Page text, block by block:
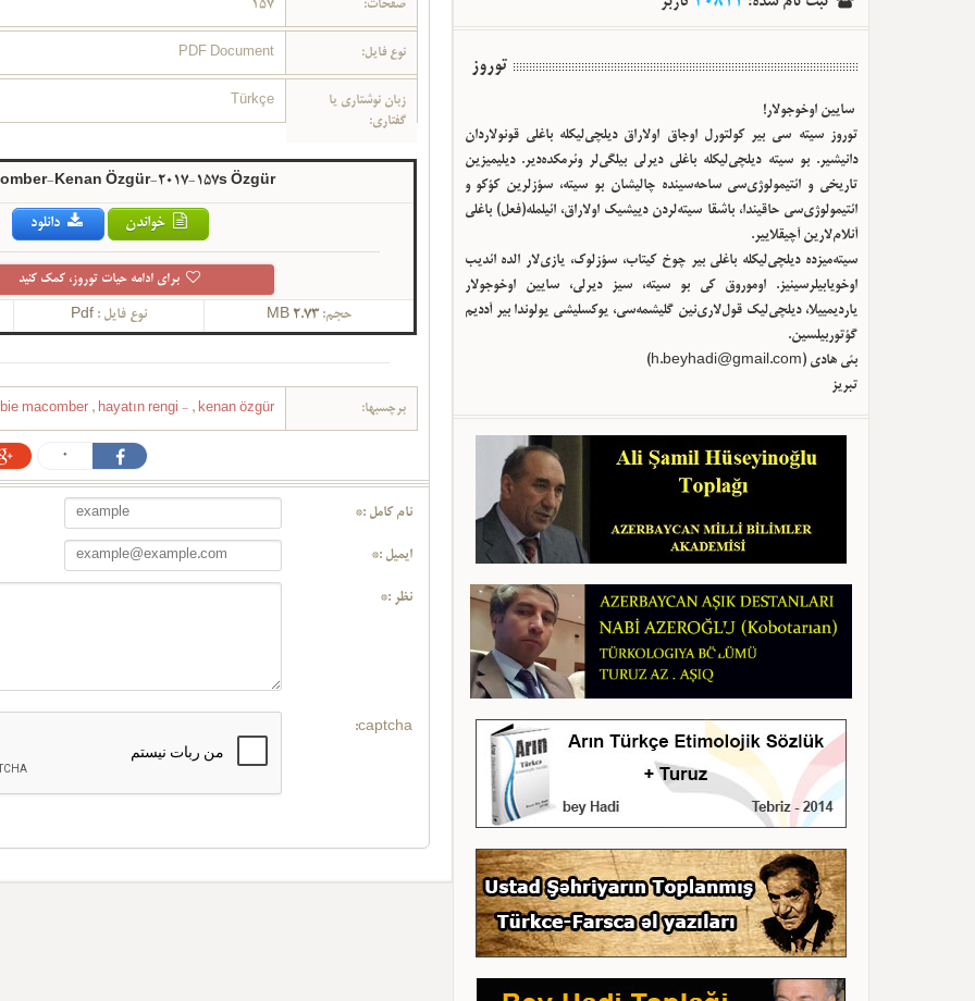
صفحات: 157
نوع فایل: PDF Document
زبان نوشتاری یا
گفتاری:
Türkçe
Kenan Özgür-2017-157s Özgür-
خواندن دانلود
برای ادامه حیات توروز، کمک کنید
حجم: 2.73 MB نوع فایل : Pdf
برچسبها: macomber , hayatın rengi - , kenan özgür
0
نام کامل :*
ایمیل :*
نظر :*
captcha:
توروز
سایین اوخوجولار!
توروز سیته سی بیر کولتورل اوجاق اولا‌راق دیلچی‌لیکله باغلی قونولاردان
دانیشیر. بو سیته دیلچی‌لیکله باغلی دیرلی بیلگی‌لر وئرمکده‌دیر. دیلیمیزین
تاریخی و ائتیمولوژی‌سی ساحه‌سینده چالیشان بو سیته، سؤزلرین کؤکو و
ائتیمولوژی‌سی حاقیندا، باشقا سیته‌لردن دییشیک اولا‌راق، ائیلمله(فعل) باغلی
آنلام‌لارین آچیقلاییر.
سیته‌میزده دیلچی‌لیکله باغلی بیر چوخ کیتاب، سؤزلوک، یازی‌لار الده ائدیب
اوخویابیلرسینیز. اوموروق کی بو سیته، سیز دیرلی، سایین اوخوجولار
یاردیمییلا، دیلچی‌لیک قول‌لاری‌نین گلیشمه‌سی، یوکسلیشی یولوندا بیر آددیم
گؤتوربیلسین.
بئی هادی (h.beyhadi@gmail.com
)
تبریز